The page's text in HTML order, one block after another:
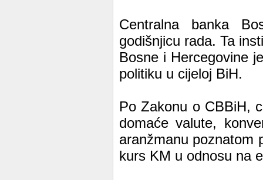
Centralna banka
godišnjicu rada. Ta
Bosne i Hercegovine
politiku u cijeloj BiH.
Po Zakonu o CBBiH,
domaće valute,
aranžmanu poznatom
kurs KM u odnosu na